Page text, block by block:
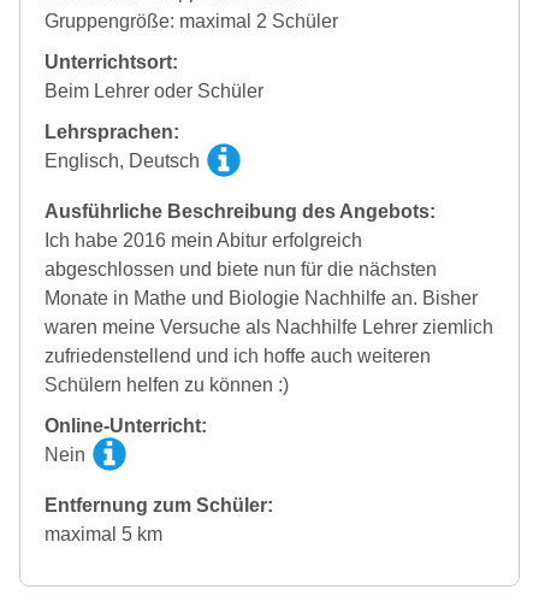
Gruppengröße: maximal 2 Schüler
Unterrichtsort:
Beim Lehrer oder Schüler
Lehrsprachen:
Englisch, Deutsch
Ausführliche Beschreibung des Angebots:
Ich habe 2016 mein Abitur erfolgreich
abgeschlossen und biete nun für die nächsten
Monate in Mathe und Biologie Nachhilfe an. Bisher
waren meine Versuche als Nachhilfe Lehrer ziemlich
zufriedenstellend und ich hoffe auch weiteren
Schülern helfen zu können :)
Online-Unterricht:
Nein
Entfernung zum Schüler:
maximal 5 km